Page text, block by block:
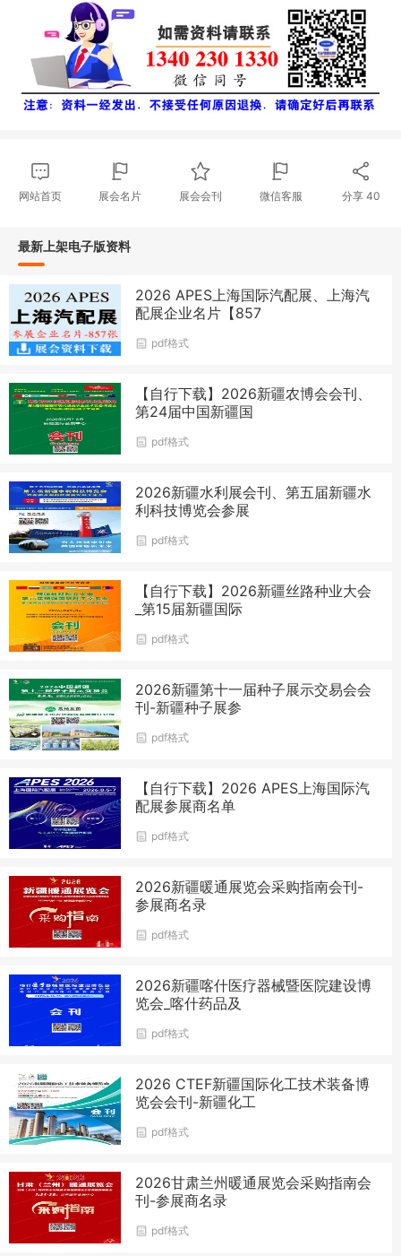
网站首页 展会名片 展会会刊 微信客服 分享 40
最新上架电子版资料
2026 APES上海国际汽配展、上海汽
配展企业名片【857
pdf格式
【自行下载】2026新疆农博会会刊、
第24届中国新疆国
pdf格式
2026新疆水利展会刊、第五届新疆水
利科技博览会参展
pdf格式
【自行下载】2026新疆丝路种业大会
_第15届新疆国际
pdf格式
2026新疆第十一届种子展示交易会会
刊-新疆种子展参
pdf格式
【自行下载】2026 APES上海国际汽
配展参展商名单
pdf格式
2026新疆暖通展览会采购指南会刊-
参展商名录
pdf格式
2026新疆喀什医疗器械暨医院建设博
览会_喀什药品及
pdf格式
2026 CTEF新疆国际化工技术装备博
览会会刊-新疆化工
pdf格式
2026甘肃兰州暖通展览会采购指南会
刊-参展商名录
pdf格式